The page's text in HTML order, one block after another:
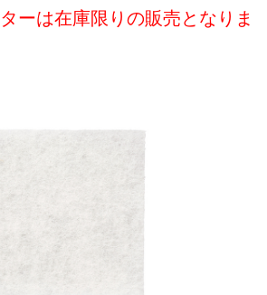
ーは在庫限りの販売となりま